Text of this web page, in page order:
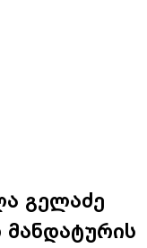
გელაძე